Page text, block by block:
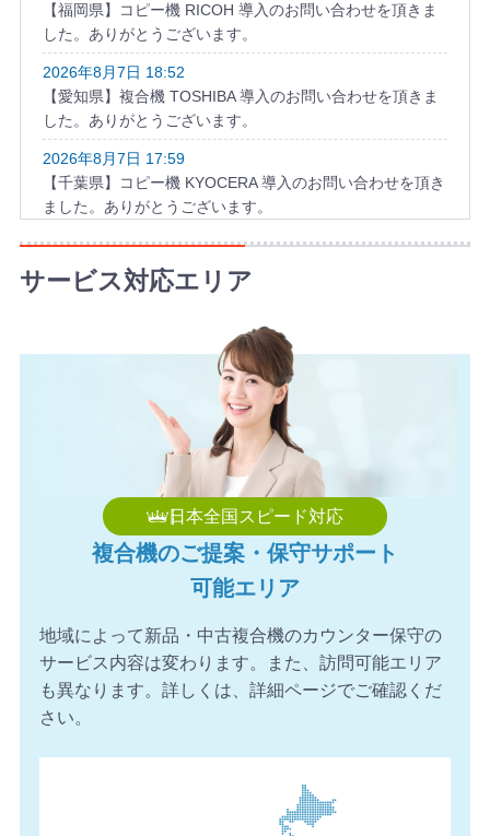
【福岡県】コピー機 RICOH 導入のお問い合わせを頂きま
した。ありがとうございます。
2026年8月7日 18:52
【愛知県】複合機 TOSHIBA 導入のお問い合わせを頂きま
した。ありがとうございます。
2026年8月7日 17:59
【千葉県】コピー機 KYOCERA 導入のお問い合わせを頂き
ました。ありがとうございます。
2026年8月7日 17:52
【愛知県】複合機 KYOCERA 導入のお問い合わせを頂きま
した。ありがとうございます。
【山形県】複合機 RICOH 導入のお問い合わせを頂きまし
た。ありがとうございます。
2026年8月7日 16:59
【愛知県】複合機 TOSHIBA 導入のお問い合わせを頂きま
した。ありがとうございます。
2026年8月7日 16:23
【埼玉県】コピー機 RICOH 導入のお問い合わせを頂きま
した。ありがとうございます。
を頂きました。ありがとうございます。
2026年8月7日 15:39
【福岡県】複合機 FUJIFILM 導入のお問い合わせを頂きま
した。ありがとうございます。
2026年8月7日 14:58
【愛知県】複合機 FUJIFILM 導入のお問い合わせを頂きま
サービス対応エリア
日本全国スピード対応
複合機のご提案・保守サポート
可能エリア
地域によって新品・中古複合機のカウンター保守の
サービス内容は変わります。また、訪問可能エリア
も異なります。詳しくは、詳細ページでご確認くだ
さい。